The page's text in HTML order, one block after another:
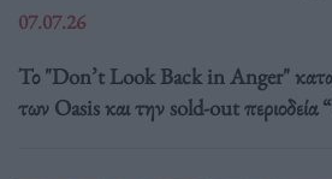
07.07.26
Το "Don’t Look Back in Anger"
των Oasis και την sold-out περιοδεία